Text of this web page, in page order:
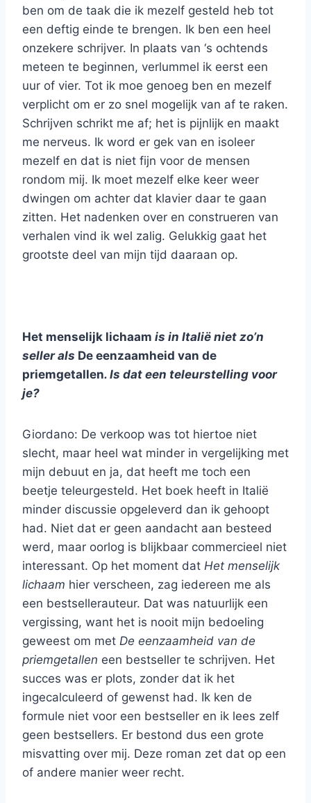
ben om de taak die ik mezelf gesteld heb tot
een deftig einde te brengen. Ik ben een heel
onzekere schrijver. In plaats van ‘s ochtends
meteen te beginnen, verlummel ik eerst een
uur of vier. Tot ik moe genoeg ben en mezelf
verplicht om er zo snel mogelijk van af te raken.
Schrijven schrikt me af; het is pijnlijk en maakt
me nerveus. Ik word er gek van en isoleer
mezelf en dat is niet fijn voor de mensen
rondom mij. Ik moet mezelf elke keer weer
dwingen om achter dat klavier daar te gaan
zitten. Het nadenken over en construeren van
verhalen vind ik wel zalig. Gelukkig gaat het
grootste deel van mijn tijd daaraan op.
Het menselijk lichaam is in Italië niet zo’n
seller als De eenzaamheid van de
priemgetallen. Is dat een teleurstelling voor
je?
Giordano: De verkoop was tot hiertoe niet
slecht, maar heel wat minder in vergelijking met
mijn debuut en ja, dat heeft me toch een
beetje teleurgesteld. Het boek heeft in Italië
minder discussie opgeleverd dan ik gehoopt
had. Niet dat er geen aandacht aan besteed
werd, maar oorlog is blijkbaar commercieel niet
interessant. Op het moment dat Het menselijk
lichaam hier verscheen, zag iedereen me als
een bestsellerauteur. Dat was natuurlijk een
vergissing, want het is nooit mijn bedoeling
geweest om met De eenzaamheid van de
priemgetallen een bestseller te schrijven. Het
succes was er plots, zonder dat ik het
ingecalculeerd of gewenst had. Ik ken de
formule niet voor een bestseller en ik lees zelf
geen bestsellers. Er bestond dus een grote
misvatting over mij. Deze roman zet dat op een
of andere manier weer recht.